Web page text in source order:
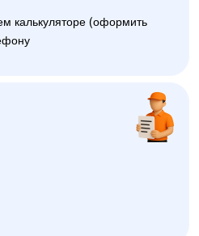
калькуляторе (оформить